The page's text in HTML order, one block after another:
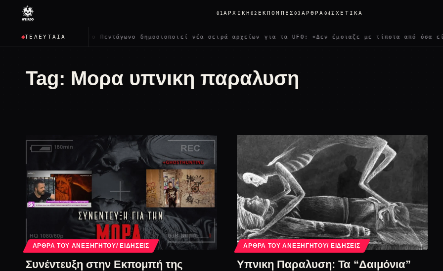
01 ΑΡΧΙΚΉ02 ΕΚΠΟΜΠΈΣ03 ΆΡΘΡΑ 04ΣΧΕΤΙΚΆ
ΤΕΛΕΥΤΑΊΑ
όλους; ✦ Το Πεντάγωνο δημοσιοποιεί νέα σειρά αρχείων για τα UFO: «Δεν έμοιαζε με τίποτα από όσα
Tag: Μορα υπνικη παραλυση
ΆΡΘΡΑ ΤΟΥ ΑΝΕΞΉΓΗΤΟΥ/ ΕΙΔΉΣΕΙΣ
Συνέντευξη στην Εκπομπή της
ΆΡΘΡΑ ΤΟΥ ΑΝΕΞΉΓΗΤΟΥ/ ΕΙΔΉΣΕΙΣ
Υπνικη Παραλυση: Τα “Δαιμόνια”